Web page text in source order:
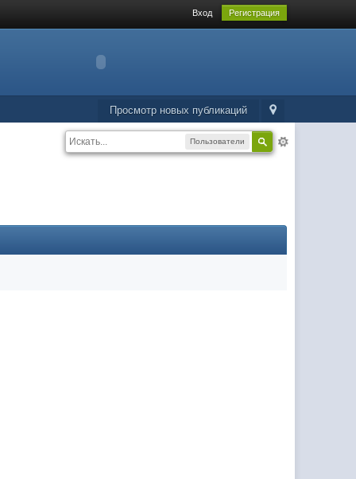
Вход Регистрация
Просмотр новых публикаций
Пользователи